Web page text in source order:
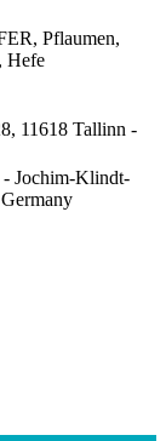
Pflaumen,
Hefe
11618 Tallinn -
Jochim-Klindt-